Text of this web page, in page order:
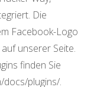
Die
Facebook-Logo
unserer Seite.
finden Sie
plugins/.